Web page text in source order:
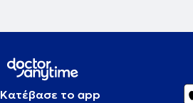
Κατέβασε το app